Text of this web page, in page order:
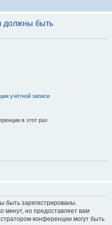
должны быть
учётной записи
в этот раз
быть зарегистрированы.
минут, но предоставляет вам
конференции могут быть